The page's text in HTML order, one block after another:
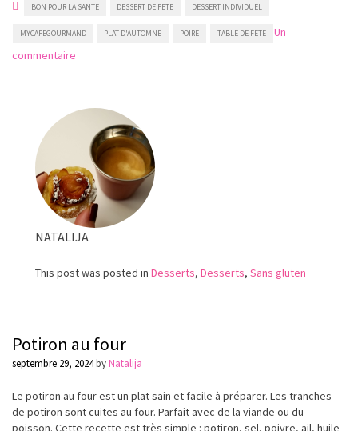
BON POUR LA SANTE DESSERT DE FETE DESSERT INDIVIDUEL
MYCAFEGOURMAND PLAT D'AUTOMNE POIRE TABLE DE FETE
Un
commentaire
NATALIJA
This post was posted in Desserts, Desserts, Sans gluten
Potiron au four
septembre 29, 2024byNatalija
Le potiron au four est un plat sain et facile à préparer. Les tranches
de potiron sont cuites au four. Parfait avec de la viande ou du
poisson. Cette recette est très simple : potiron, sel, poivre, ail, huile